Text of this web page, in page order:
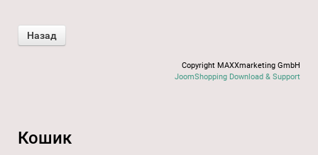
Copyright MAXXmarketing GmbH
JoomShopping Download & Support
Кошик